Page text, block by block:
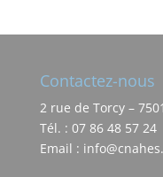
Contactez-nous
2 rue de Torcy –
Tél. : 07 86 48 57 24
Email :